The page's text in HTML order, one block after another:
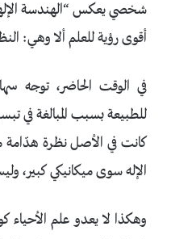
شخصي يعكس “الهندسة
أقوى رؤية للعلم ألا وهي:
في الوقت الحاضر، توجه سهام
للطبيعة بسبب المبالغة في
كانت في الأصل نظرة هدّامة
الإله سوى ميكانيكي كبير،
وهكذا لا يعدو علم الأحياء